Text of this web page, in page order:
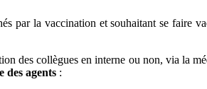
par la vaccination et souhaitant se faire
des collègues en interne ou non, via la
des agents :